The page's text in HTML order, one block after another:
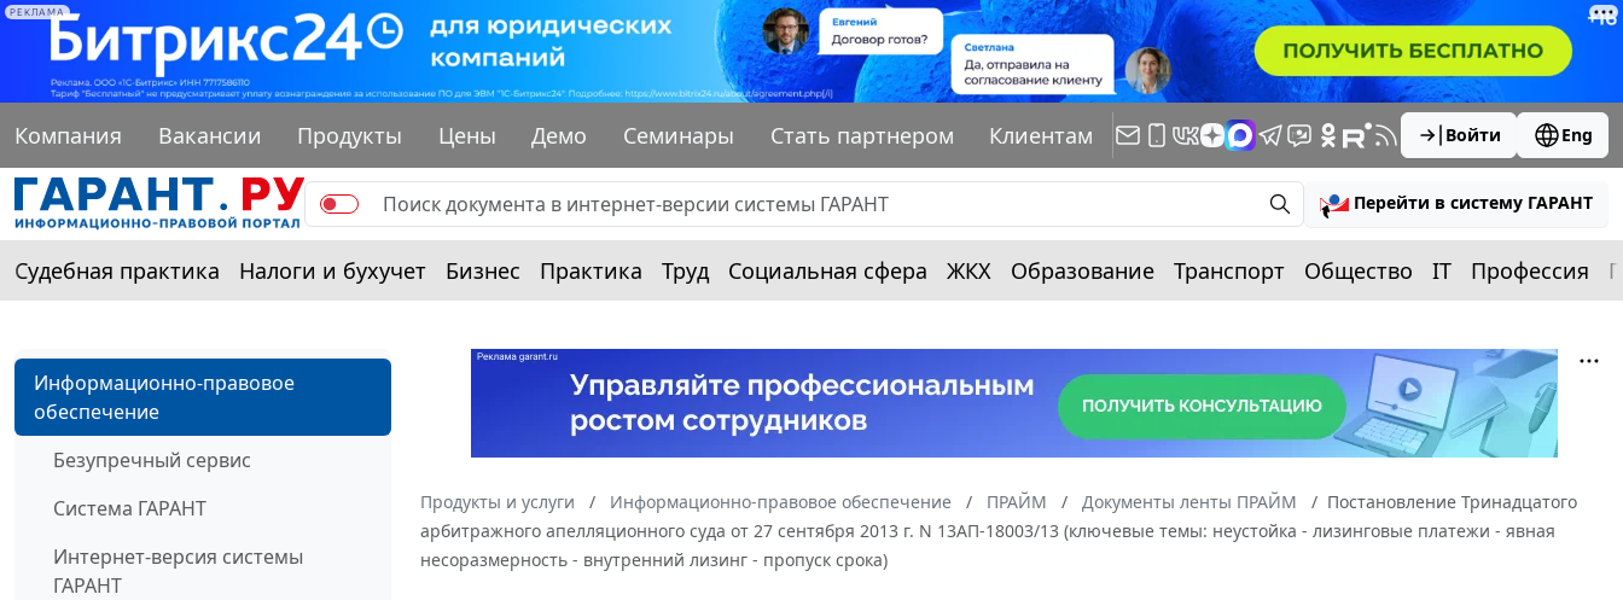
РЕКЛАМА
Компания Вакансии Продукты Цены Демо Семинары Стать партнером Клиентам Войти Eng
Перейти в систему ГАРАНТ
Судебная практика Налоги и бухучет Бизнес Практика Труд Социальная сфера ЖКХ Образование Транспорт Общество IT Профессия
Информационно-правовое
обеспечение
Безупречный сервис
Система ГАРАНТ
Интернет-версия системы
ГАРАНТ
Продукты и услуги Информационно-правовое обеспечение ПРАЙМ Документы ленты ПРАЙМ
Постановление Тринадцатого
арбитражного апелляционного суда от 27 сентября 2013 г. N 13АП-18003/13 (ключевые темы: неустойка - лизинговые платежи - явная
несоразмерность - внутренний лизинг - пропуск срока)